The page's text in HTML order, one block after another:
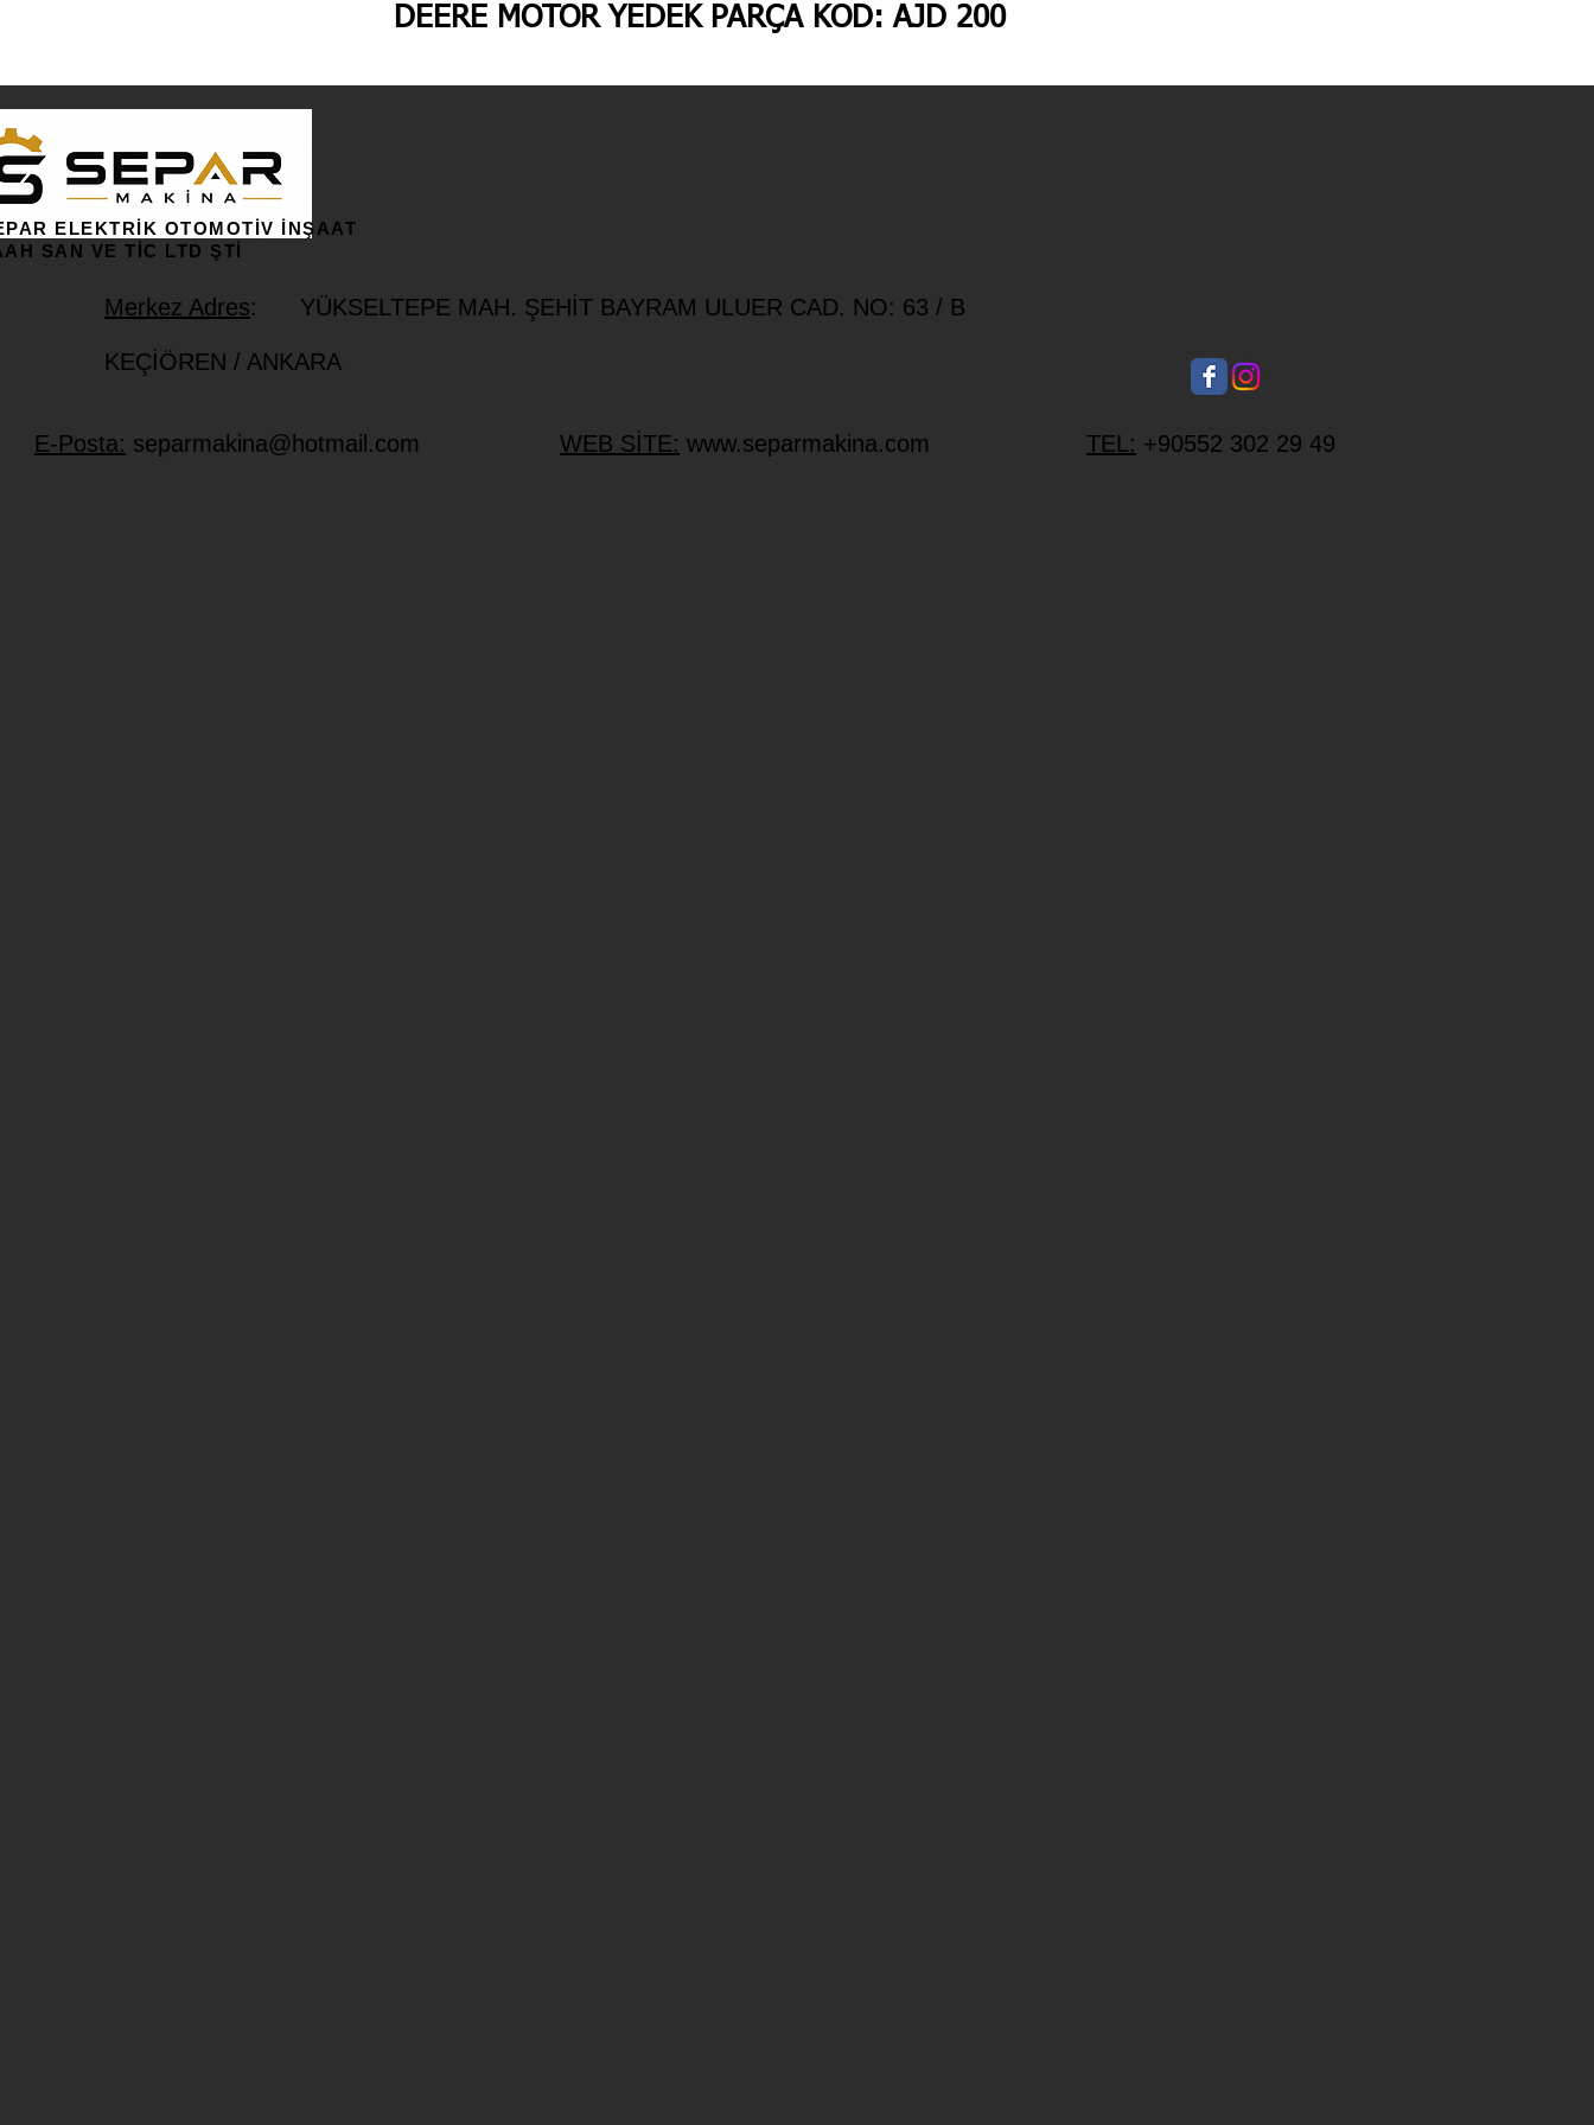
DEERE MOTOR YEDEK PARÇA KOD: AJD 200
ELEKTRİK OTOMOTİV İNŞAAT
SAN VE TİC LTD ŞTİ
Merkez Adres: YÜKSELTEPE MAH. ŞEHİT BAYRAM ULUER CAD. NO: 63 / B
KEÇİÖREN / ANKARA
E-Posta: separmakina@hotmail.com WEB SİTE: www.separmakina.com TEL: +90552 302 29 49